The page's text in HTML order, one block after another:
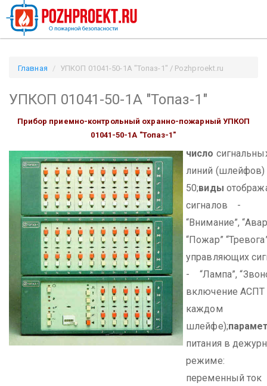
Главная УПКОП 01041-50-1А "Топаз-1" / Pozhproekt.ru
УПКОП 01041-50-1А "Топаз-1"
Прибор приемно-контрольный охранно-пожарный УПКОП
01041-50-1А "Топаз-1"
число
линий
50;виды
сигналов -
“Внимание”,
“Пожар”
управляющих
- “Лампа”,
включение АСПТ
каждом
шлейфе);
питания в
режиме:
переменный